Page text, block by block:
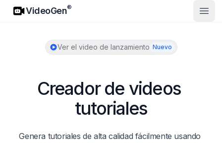
VideoGen
VideoGen®
Abrir
Ver el video de lanzamiento Nuevo
Creador de videos
tutoriales
Genera tutoriales de alta calidad fácilmente usando